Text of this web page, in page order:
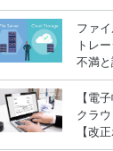
ファ
トレ
不満
【電
クラ
【改